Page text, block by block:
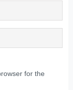
for the